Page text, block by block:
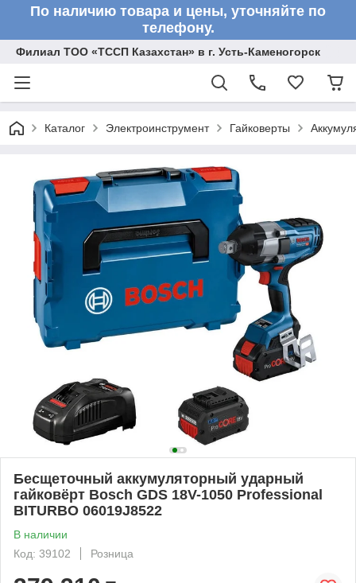
По наличию товара и цены, уточняйте по
телефону.
Филиал ТОО «ТССП Казахстан» в г. Усть-Каменогорск
Каталог Электроинструмент Гайковерты
Бесщеточный аккумуляторный ударный
гайковёрт Bosch GDS 18V-1050 Professional
BITURBO 06019J8522
В наличии
Код: 39102
Розница